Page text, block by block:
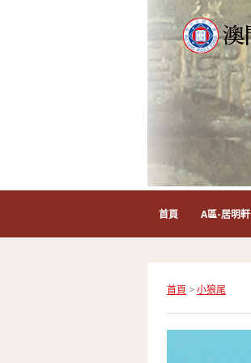
首頁 A區-居明軒
首頁 >小狼尾